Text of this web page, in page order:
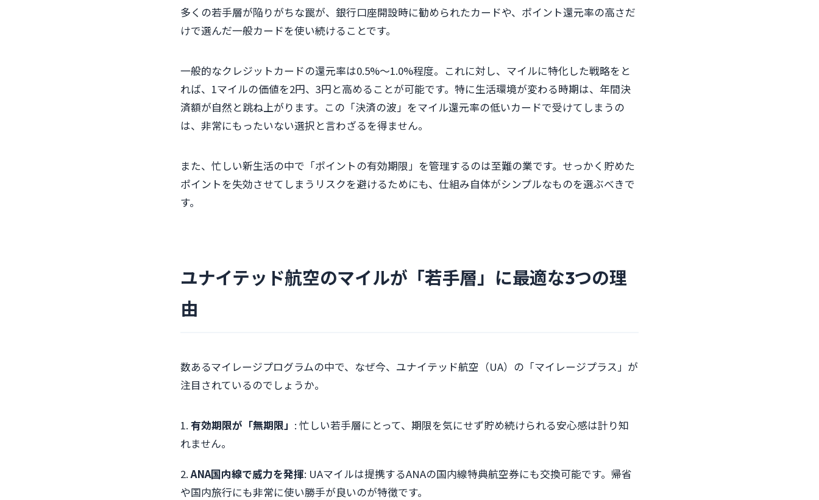
多くの若手層が陥りがちな罠が、銀行口座開設時に勧められたカードや、ポイント還元率の高さだ
けで選んだ一般カードを使い続けることです。
一般的なクレジットカードの還元率は0.5%〜1.0%程度。これに対し、マイルに特化した戦略をと
れば、1マイルの価値を2円、3円と高めることが可能です。特に生活環境が変わる時期は、年間決
済額が自然と跳ね上がります。この「決済の波」をマイル還元率の低いカードで受けてしまうの
は、非常にもったいない選択と言わざるを得ません。
また、忙しい新生活の中で「ポイントの有効期限」を管理するのは至難の業です。せっかく貯めた
ポイントを失効させてしまうリスクを避けるためにも、仕組み自体がシンプルなものを選ぶべきで
す。
ユナイテッド航空のマイルが「若手層」に最適な3つの理
由
数あるマイレージプログラムの中で、なぜ今、ユナイテッド航空（UA）の「マイレージプラス」が
注目されているのでしょうか。
1. 有効期限が「無期限」 : 忙しい若手層にとって、期限を気にせず貯め続けられる安心感は計り知
れません。
2.ANA国内線で威力を発揮: UAマイルは提携するANAの国内線特典航空券にも交換可能です。帰省
や国内旅行にも非常に使い勝手が良いのが特徴です。